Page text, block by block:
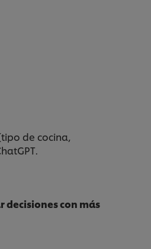
de cocina,
con más